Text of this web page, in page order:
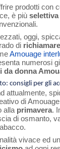
prodotti con
è più selettiva
oggi,
di
Amouage
numerosi
da donna
consigli per gli
attualmente,
di
alla primavera.
di osmanto,
vivace ed